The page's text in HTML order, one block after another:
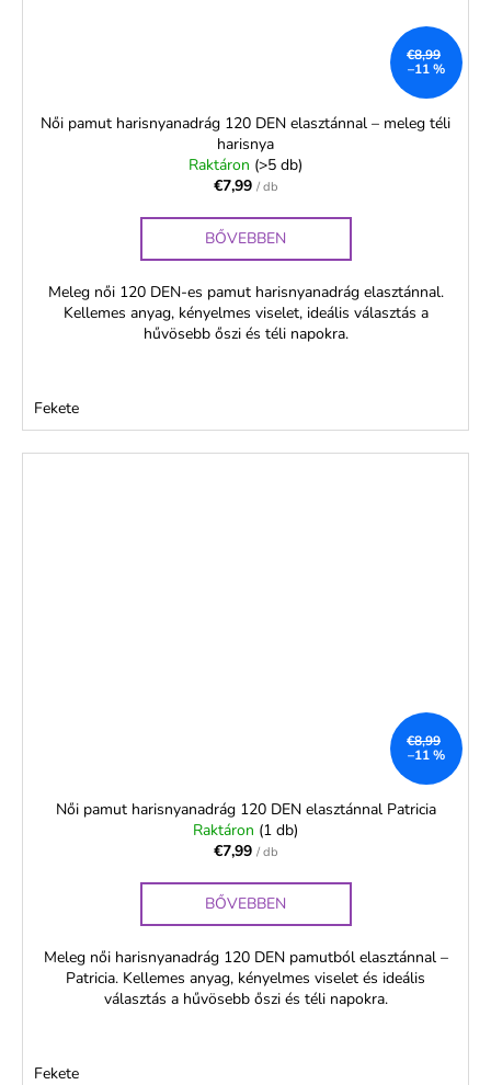
€8,99
–11 %
Női pamut harisnyanadrág 120 DEN elasztánnal – meleg téli
harisnya
Raktáron (>5 db)
€7,99 / db
BŐVEBBEN
Meleg női 120 DEN-es pamut harisnyanadrág elasztánnal.
Kellemes anyag, kényelmes viselet, ideális választás a
hűvösebb őszi és téli napokra.
Fekete
€8,99
–11 %
Női pamut harisnyanadrág 120 DEN elasztánnal Patricia
Raktáron (1 db)
€7,99 / db
BŐVEBBEN
Meleg női harisnyanadrág 120 DEN pamutból elasztánnal –
Patricia. Kellemes anyag, kényelmes viselet és ideális
választás a hűvösebb őszi és téli napokra.
Fekete